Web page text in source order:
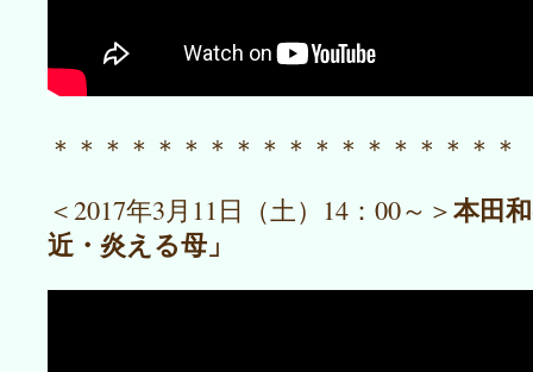
＊＊＊＊＊＊＊＊＊＊＊＊＊＊＊＊＊＊
＜2017年3月11日（土）14：00～＞本田
近・炎える母」